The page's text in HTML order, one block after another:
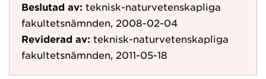
Beslutad av: teknisk-naturvetenskapliga
fakultetsnämnden, 2008-02-04
Reviderad av: teknisk-naturvetenskapliga
fakultetsnämnden, 2011-05-18